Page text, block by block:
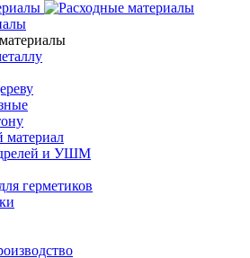
материал
и УШМ
герметиков